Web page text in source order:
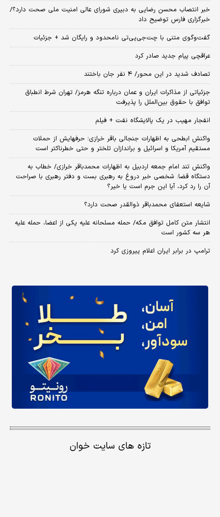
خبر انتصاب محسن رضایی به دبیری شورای عالی امنیت ملی صحت دارد؟/
خبرگزاری فارس توضیح داد
گفت‌وگوی متنی با چت‌جی‌پی‌تی نامحدود و رایگان شد + جزئیات
عراقچی پیام جدید صادر کرد
تصادف شدید در این محور/ ۴ نفر جان باختند
جزئیاتی از مذاکرات ایران و عمان درباره تنگه هرمز/ تهران شرط انطباق
توافق با حقوق بین‌الملل را پذیرفت
انفجار مهیب در یک پالایشگاه نفت + فیلم
واکنش ابطحی به اظهارات جنجالی باقر خرازی؛ حرفهایش از حملات
مستقیم آمریکا و اسرائیل و براندازان تلختر و حتی خطرناکتر است
واکنش تند امام جمعه اردبیل به اظهارات محمدباقر خرازی/ خطاب به
دستگاه قضا: شخصی خبر دروغ به رهبری بست و دفتر رهبری با صراحت
آن را رد کرد، آیا این جرم است یا خیر؟
شایعه استعفای محمدباقر ذوالقدر صحت دارد؟
انتشار متن کامل توافق مکه/ حمله مسلحانه علیه یکی از اعضا، حمله علیه
هر سه کشور است
ترامپ در برابر ایران اعلام پیروزی کرد
تازه های سایت خوان